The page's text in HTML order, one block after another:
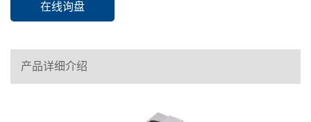
在线询盘
产品详细介绍